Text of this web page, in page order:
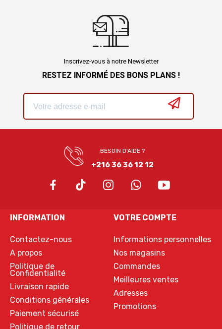
Inscrivez-vous à notre Newsletter
RESTEZ INFORMÉ DES BONS PLANS !
BESOIN D'AIDE ?
+216 36 36 12 12
INFORMATION
Contactez-nous
A propos
Politique de
Confidentialité
Livraison rapide
Conditions générales
Paiement sécurisé
Politique de retour
VOTRE COMPTE
Informations personnelles
Nos magasins
Commandes
Meilleures ventes
Adresses
Promotions